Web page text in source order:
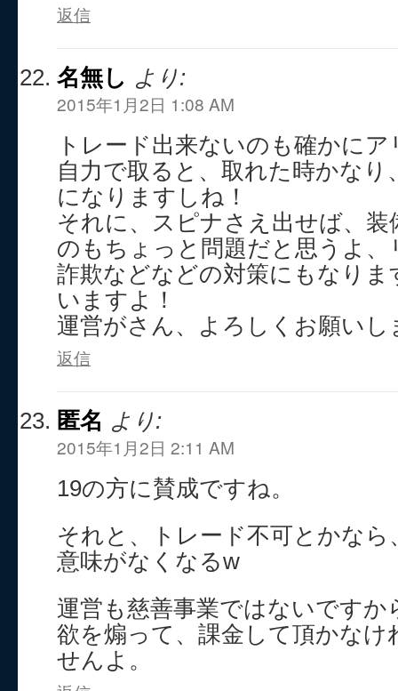
返信
名無し より:
2015年1月2日 1:08 AM
トレード出来ないのも確かに
自力で取ると、取れた時かな
になりますしね！
それに、スピナさえ出せば、
のもちょっと問題だと思うよ
詐欺などなどの対策にもなりま
いますよ！
運営がさん、よろしくお願いし
返信
匿名 より:
2015年1月2日 2:11 AM
19の方に賛成ですね。
それと、トレード不可とかな
意味がなくなるw
運営も慈善事業ではないですか
欲を煽って、課金して頂かなけ
せんよ。